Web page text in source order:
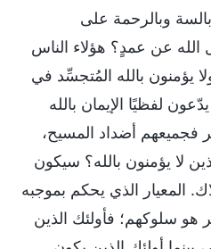
وبالرحمة على
عن عمدٍ؟ هؤلاء الناس
يؤمنون بالله المُتجسِّد في
لفظيًا الإيمان بالله
فجميعهم أضداد المسيح،
لا يؤمنون بالله؟ سيكون
المعيار الذي يحكم بموجبه
سلوكهم؛ فأولئك الذين